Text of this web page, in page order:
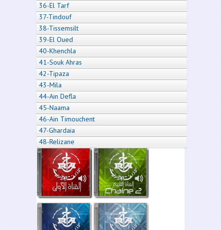
36-El Tarf
37-Tindouf
38-Tissemsilt
39-El Oued
40-Khenchla
41-Souk Ahras
42-Tipaza
43-Mila
44-Ain Defla
45-Naama
46-Ain Timouchent
47-Ghardaia
48-Relizane